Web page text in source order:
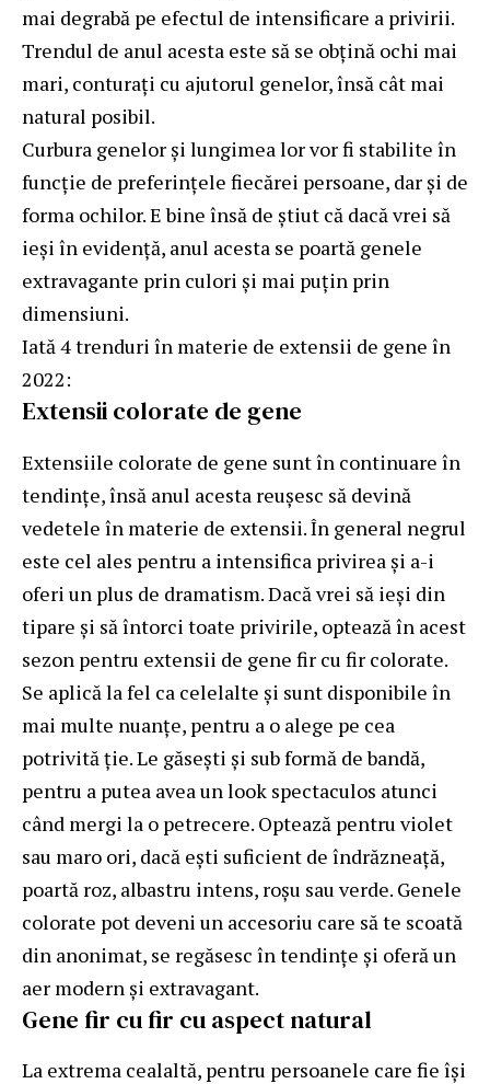
mai degrabă pe efectul de intensificare a privirii.
Trendul de anul acesta este să se obțină ochi mai
mari, conturați cu ajutorul genelor, însă cât mai
natural posibil.
Curbura genelor și lungimea lor vor fi stabilite în
funcție de preferințele fiecărei persoane, dar și de
forma ochilor. E bine însă de știut că dacă vrei să
ieși în evidență, anul acesta se poartă genele
extravagante prin culori și mai puțin prin
dimensiuni.
Iată 4 trenduri în materie de extensii de gene în
2022:
Extensii colorate de gene
Extensiile colorate de gene sunt în continuare în
tendințe, însă anul acesta reușesc să devină
vedetele în materie de extensii. În general negrul
este cel ales pentru a intensifica privirea și a-i
oferi un plus de dramatism. Dacă vrei să ieși din
tipare și să întorci toate privirile, optează în acest
sezon pentru extensii de gene fir cu fir colorate.
Se aplică la fel ca celelalte și sunt disponibile în
mai multe nuanțe, pentru a o alege pe cea
potrivită ție. Le găsești și sub formă de bandă,
pentru a putea avea un look spectaculos atunci
când mergi la o petrecere. Optează pentru violet
sau maro ori, dacă ești suficient de îndrăzneață,
poartă roz, albastru intens, roșu sau verde. Genele
colorate pot deveni un accesoriu care să te scoată
din anonimat, se regăsesc în tendințe și oferă un
aer modern și extravagant.
Gene fir cu fir cu aspect natural
La extrema cealaltă, pentru persoanele care fie își